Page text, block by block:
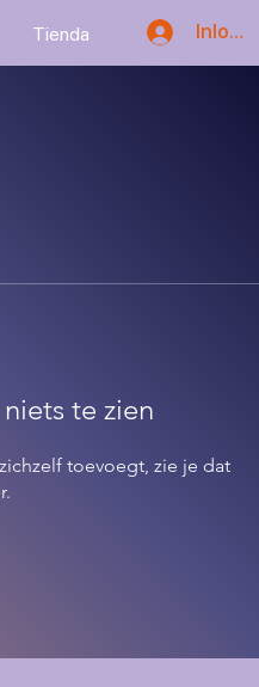
Tienda
te zien
toevoegt, zie je dat